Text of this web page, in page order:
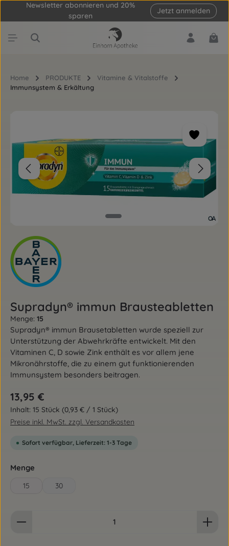
Zum Hauptinhalt springen
Newsletter abonnieren und 20%
sparen
Jetzt anmelden
Home PRODUKTE
Vitamine & Vitalstoffe
Immunsystem & Erkältung
Supradyn® immun Brausteabletten
Menge: 15
Supradyn® immun Brausetabletten wurde speziell zur
Unterstützung der Abwehrkräfte entwickelt. Mit den
Vitaminen C, D sowie Zink enthält es vor allem jene
Mikronährstoffe, die zu einem gut funktionierenden
Immunsystem besonders beitragen.
Regulärer Preis:
13,95 €
Inhalt: 15 Stück (0,93 € / 1 Stück)
Preise inkl. MwSt. zzgl. Versandkosten
Sofort verfügbar, Lieferzeit: 1-3 Tage
Menge
15 30